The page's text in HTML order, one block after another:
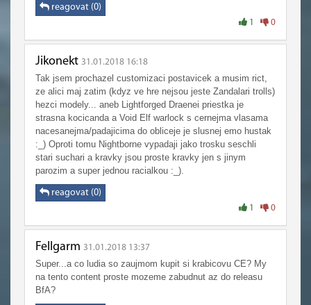
reagovat (0)
1 0
Jikonekt 31.01.2018 16:18
Tak jsem prochazel customizaci postavicek a musim rict,
ze alici maj zatim (kdyz ve hre nejsou jeste Zandalari trolls)
hezci modely... aneb Lightforged Draenei priestka je
strasna kocicanda a Void Elf warlock s cernejma vlasama
nacesanejma/padajicima do obliceje je slusnej emo hustak
:_) Oproti tomu Nightborne vypadaji jako trosku seschli
stari suchari a kravky jsou proste kravky jen s jinym
parozim a super jednou racialkou :_).
reagovat (0)
1 0
Fellgarm 31.01.2018 13:37
Super...a co ludia so zaujmom kupit si krabicovu CE? My
na tento content proste mozeme zabudnut az do releasu
BfA?